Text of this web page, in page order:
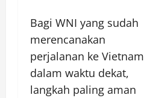
Bagi WNI yang sudah
merencanakan
perjalanan ke Vietnam
dalam waktu dekat,
langkah paling aman